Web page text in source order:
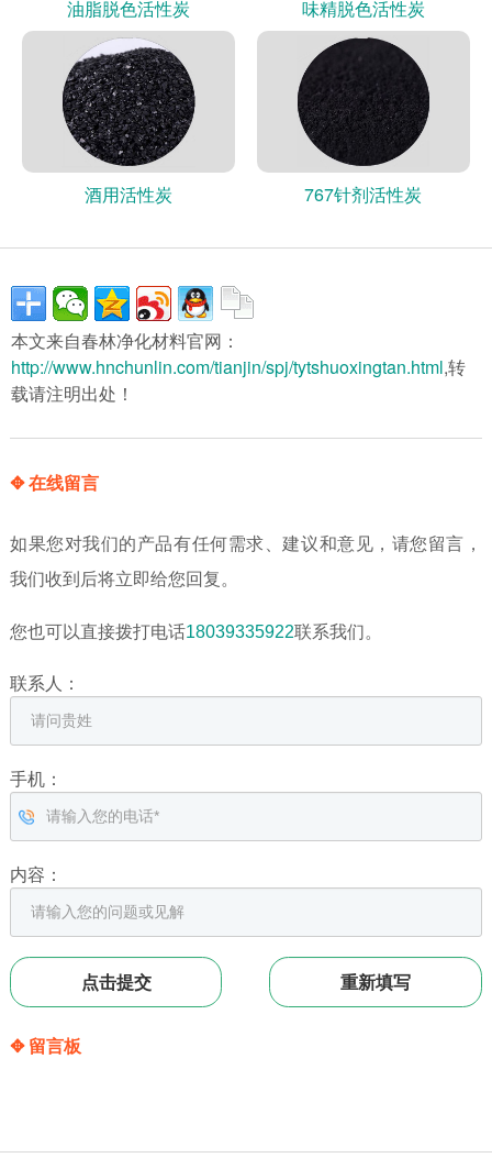
油脂脱色活性炭 味精脱色活性炭
酒用活性炭 767针剂活性炭
本文来自春林净化材料官网：
http://www.hnchunlin.com/tianjin/spj/tytshuoxingtan.html,转
载请注明出处！
✥ 在线留言
如果您对我们的产品有任何需求、建议和意见，请您留言，
我们收到后将立即给您回复。
您也可以直接拨打电话18039335922联系我们。
联系人：
手机：
内容：
✥ 留言板